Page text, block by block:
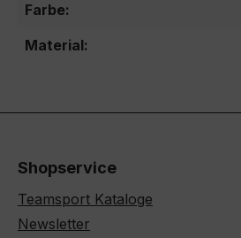
Farbe:
Material:
Shopservice
Teamsport Kataloge
Newsletter